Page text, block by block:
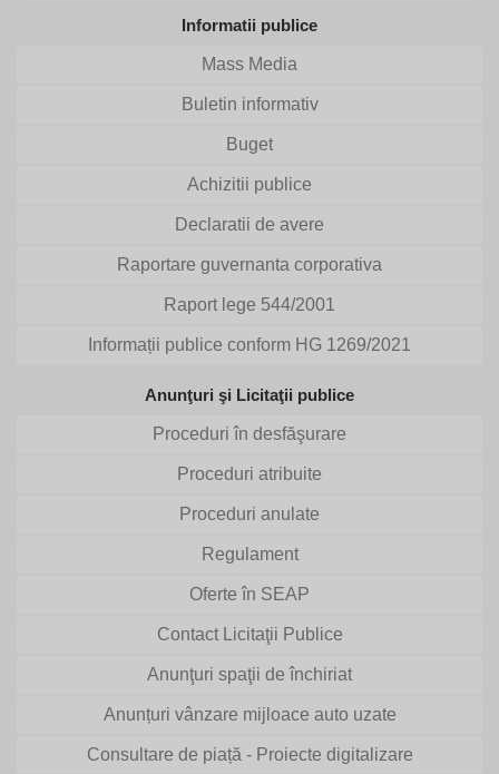
Informatii publice
Mass Media
Buletin informativ
Buget
Achizitii publice
Declaratii de avere
Raportare guvernanta corporativa
Raport lege 544/2001
Informații publice conform HG 1269/2021
Anunţuri şi Licitaţii publice
Proceduri în desfăşurare
Proceduri atribuite
Proceduri anulate
Regulament
Oferte în SEAP
Contact Licitaţii Publice
Anunţuri spaţii de închiriat
Anunțuri vânzare mijloace auto uzate
Consultare de piață - Proiecte digitalizare